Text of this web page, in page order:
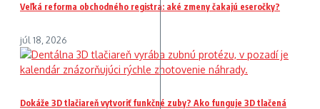
Veľká reforma obchodného registra: aké zmeny čakajú eseročky?
júl 18, 2026
Dokáže 3D tlačiareň vytvoriť funkčné zuby? Ako funguje 3D tlačená